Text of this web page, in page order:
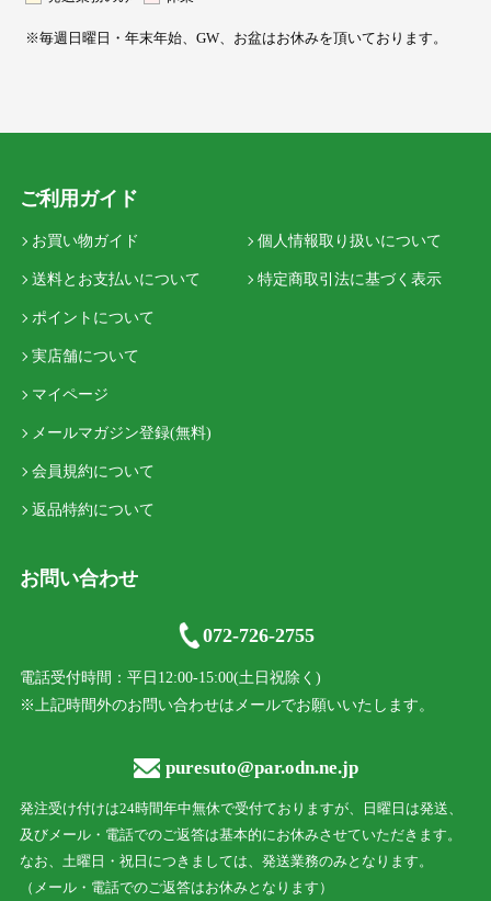
※毎週日曜日・年末年始、GW、お盆はお休みを頂いております。
ご利用ガイド
お買い物ガイド
送料とお支払いについて
ポイントについて
実店舗について
マイページ
メールマガジン登録(無料)
会員規約について
返品特約について
個人情報取り扱いについて
特定商取引法に基づく表示
お問い合わせ
072-726-2755
電話受付時間：平日12:00-15:00(土日祝除く)
※上記時間外のお問い合わせはメールでお願いいたします。
puresuto@par.odn.ne.jp
発注受け付けは24時間年中無休で受付ておりますが、日曜日は発送、
及びメール・電話でのご返答は基本的にお休みさせていただきます。
なお、土曜日・祝日につきましては、発送業務のみとなります。
（メール・電話でのご返答はお休みとなります）